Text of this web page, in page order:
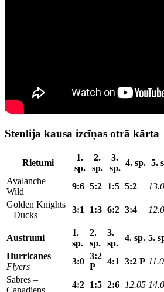
Stenlija kausa izcīņas otrā kārta
Rietumi
1.
sp.
2.
sp.
3.
sp.
4. sp. 5.
Avalanche –
Wild
9:6 5:2 1:5 5:2
Golden Knights
– Ducks
3:1 1:3 6:2 3:4
Austrumi
1.
sp.
2.
sp.
3.
sp.
4. sp. 5.
Hurricanes –
Flyers
3:0
3:2
P
4:1 3:2 P
Sabres –
4:2 1:5 2:6 12.05